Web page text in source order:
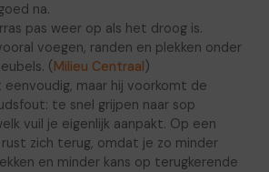
na.
pas weer op als het droog is.
voegen, randen en plekken onder
(Milieu Centraal)
eenvoudig, maar hij voorkomt de
te snel grijpen naar sop
vuil je eigenlijk aanpakt. Op een
zich terug, omdat je zo minder
en minder kans op terugkerende